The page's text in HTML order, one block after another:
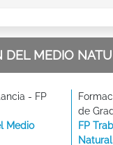
DEL MEDIO
- FP
Medio
de
FP